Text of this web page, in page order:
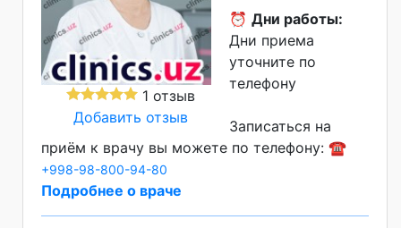
1 отзыв
Добавить отзыв
⏰ Дни работы:
Дни приема
уточните по
телефону
Записаться на
приём к врачу вы можете по телефону: ☎️
+998-98-800-94-80
Подробнее о враче